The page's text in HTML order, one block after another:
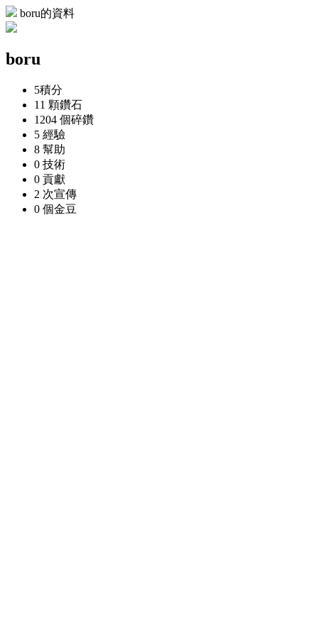
boru的資料
boru
5積分
11 顆鑽石
1204 個碎鑽
5 經驗
8 幫助
0 技術
0 貢獻
2 次宣傳
0 個金豆